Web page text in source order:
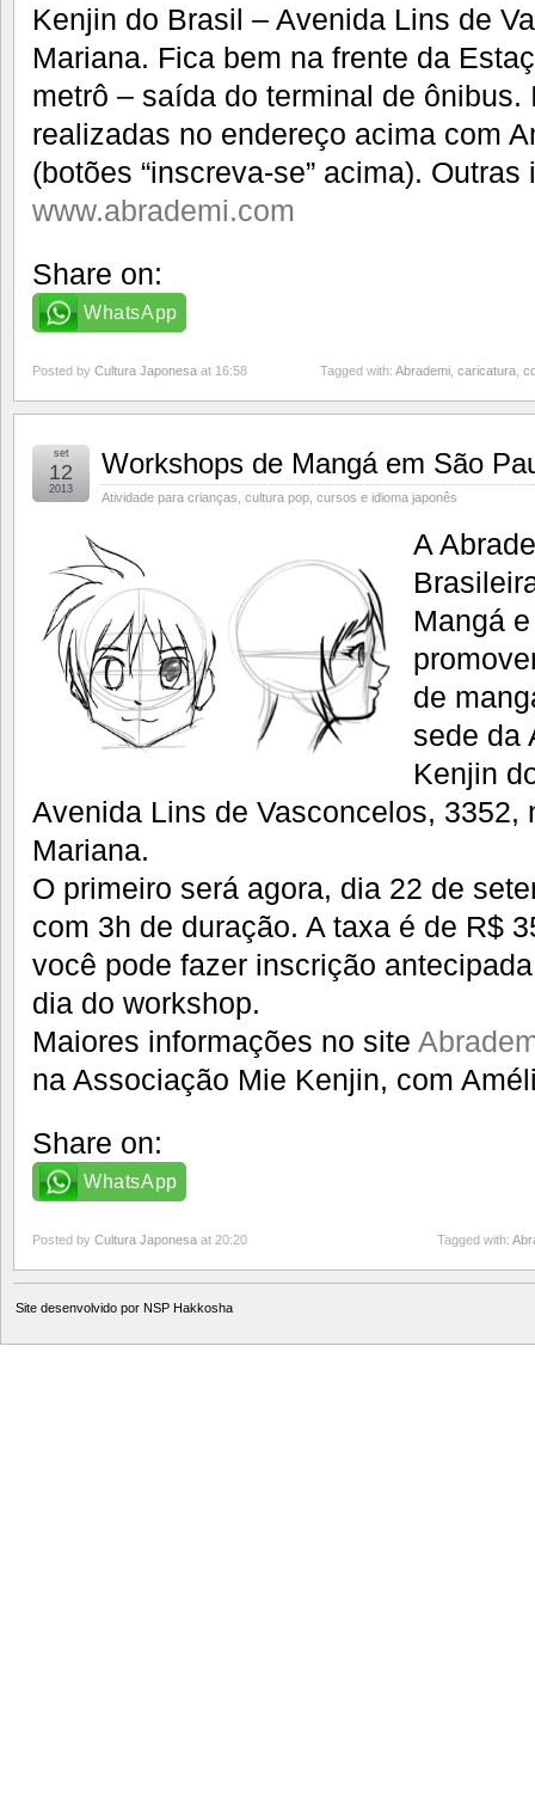
Kenjin do Brasil – Avenida Lins de
Mariana. Fica bem na frente da
metrô – saída do terminal de
realizadas no endereço acima com
(botões “inscreva-se” acima).
www.abrademi.com
Share on:
WhatsApp
Posted by Cultura Japonesa at 16:58 Tagged with: Abrademi caricatura
Workshops de Mangá em São
Atividade para crianças cultura pop cursos e idioma japonês
set
12
2013
A
Mangá
de
sede da
Kenjin
Avenida Lins de Vasconcelos, 3352,
Mariana.
O primeiro será agora, dia 22 de
com 3h de duração. A taxa é de R$
você pode fazer inscrição
dia do workshop.
Maiores informações no site
na Associação Mie Kenjin, com
Share on:
WhatsApp
Posted by Cultura Japonesa at 20:20 Tagged with:
Site desenvolvido por NSP Hakkosha